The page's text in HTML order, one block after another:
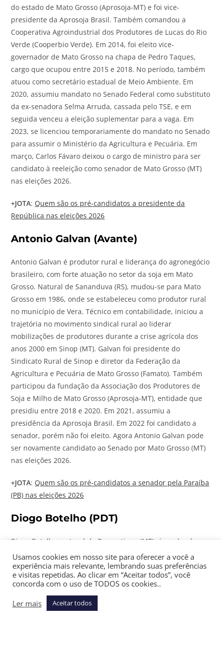
do estado de Mato Grosso (Aprosoja-MT) e foi vice-
presidente da Aprosoja Brasil. Também comandou a
Cooperativa Agroindustrial dos Produtores de Lucas do Rio
Verde (Cooperbio Verde). Em 2014, foi eleito vice-
governador de Mato Grosso na chapa de Pedro Taques,
cargo que ocupou entre 2015 e 2018. No período, também
atuou como secretário estadual de Meio Ambiente. Em
2020, assumiu mandato no Senado Federal como substituto
da ex-senadora Selma Arruda, cassada pelo TSE, e em
seguida venceu a eleição suplementar para a vaga. Em
2023, se licenciou temporariamente do mandato no Senado
para assumir o Ministério da Agricultura e Pecuária. Em
março, Carlos Fávaro deixou o cargo de ministro para ser
candidato à reeleição como senador de Mato Grosso (MT)
nas eleições 2026.
+JOTA: Quem são os pré-candidatos a presidente da
República nas eleições 2026
Antonio Galvan (Avante)
Antonio Galvan é produtor rural e liderança do agronegócio
brasileiro, com forte atuação no setor da soja em Mato
Grosso. Natural de Sananduva (RS), mudou-se para Mato
Grosso em 1986, onde se estabeleceu como produtor rural
no município de Vera. Técnico em contabilidade, iniciou a
trajetória no movimento sindical rural ao liderar
mobilizações de produtores durante a crise agrícola dos
anos 2000 em Sinop (MT). Galvan foi presidente do
Sindicato Rural de Sinop e diretor da Federação da
Agricultura e Pecuária de Mato Grosso (Famato). Também
participou da fundação da Associação dos Produtores de
Soja e Milho de Mato Grosso (Aprosoja-MT), entidade que
presidiu entre 2018 e 2020. Em 2021, assumiu a
presidência da Aprosoja Brasil. Em 2022 foi candidato a
senador, porém não foi eleito. Agora Antonio Galvan pode
ser novamente candidato ao Senado por Mato Grosso (MT)
nas eleições 2026.
+JOTA: Quem são os pré-candidatos a senador pela Paraíba
(PB) nas eleições 2026
Diogo Botelho (PDT)
Diogo Botelho, natural de Paranatinga (MT), é graduado em
Direito pela UNEMAT de Cáceres, com especialização em
Direito Constitucional, e atua como advogado e professor
universitário. Primo do deputado estadual Eduardo
Cuiabá (MT), porém não foi eleito. Posteriormente assumiu
Usamos cookies em nosso site para oferecer a você a
experiência mais relevante, lembrando suas preferências
e visitas repetidas. Ao clicar em “Aceitar todos”, você
concorda com o uso de TODOS os cookies..
Ler mais
Aceitar todos